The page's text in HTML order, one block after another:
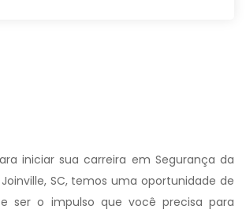
iniciar sua carreira em Segurança da
SC, temos uma oportunidade de
ser o impulso que você precisa para